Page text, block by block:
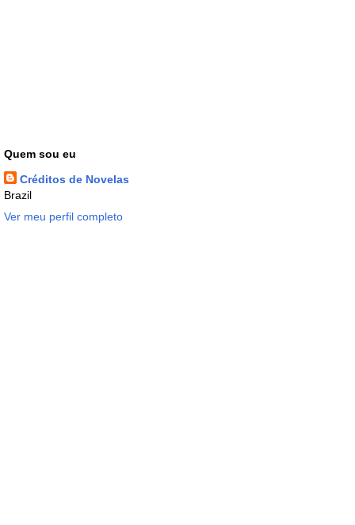
Quem sou eu
Créditos de Novelas
Brazil
Ver meu perfil completo